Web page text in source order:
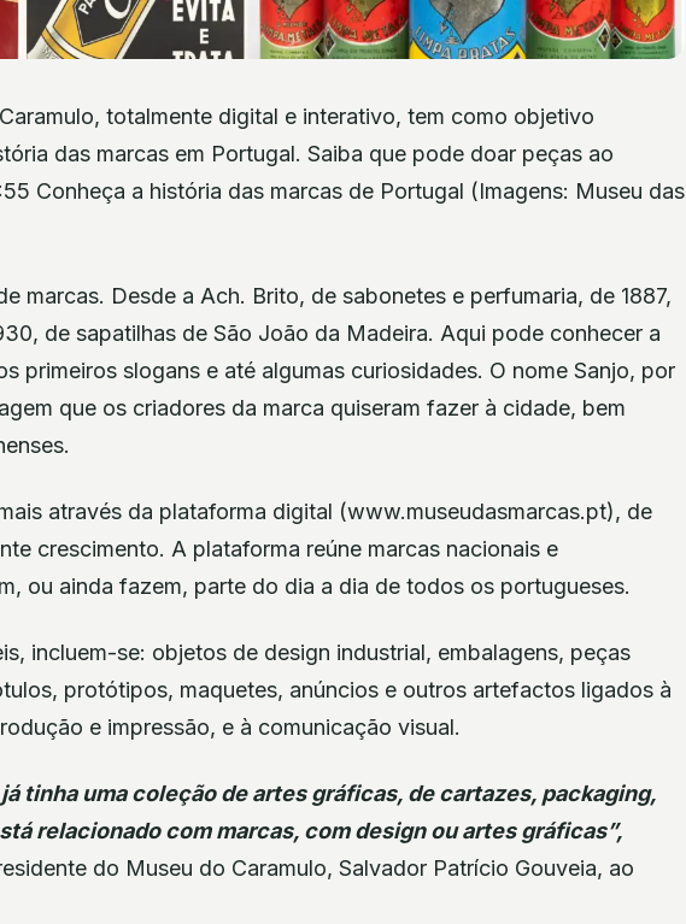
totalmente digital e interativo, tem como objetivo
das marcas em Portugal. Saiba que pode doar peças ao
Conheça a história das marcas de Portugal (Imagens: Museu das
marcas. Desde a Ach. Brito, de sabonetes e perfumaria, de 1887,
de sapatilhas de São João da Madeira. Aqui pode conhecer a
primeiros slogans e até algumas curiosidades. O nome Sanjo, por
que os criadores da marca quiseram fazer à cidade, bem
através da plataforma digital (www.museudasmarcas.pt), de
crescimento. A plataforma reúne marcas nacionais e
ou ainda fazem, parte do dia a dia de todos os portugueses.
incluem-se: objetos de design industrial, embalagens, peças
protótipos, maquetes, anúncios e outros artefactos ligados à
e impressão, e à comunicação visual.
tinha uma coleção de artes gráficas, de cartazes, packaging,
relacionado com marcas, com design ou artes gráficas”,
do Museu do Caramulo, Salvador Patrício Gouveia, ao